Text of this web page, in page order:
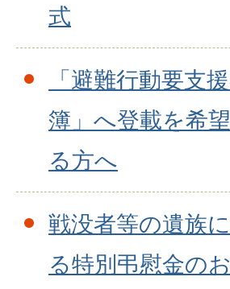
式
「避難行動要支
簿」へ登載を希
る方へ
戦没者等の遺族
る特別弔慰金の